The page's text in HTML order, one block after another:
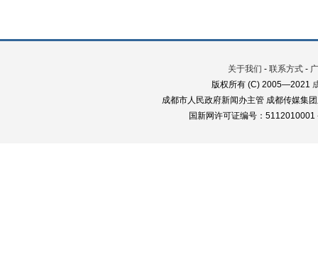
关于我们 - 联系方式 -
版权所有 (C) 2005—2021
成都市人民政府新闻办主管 成都传媒集
国新网许可证编号：